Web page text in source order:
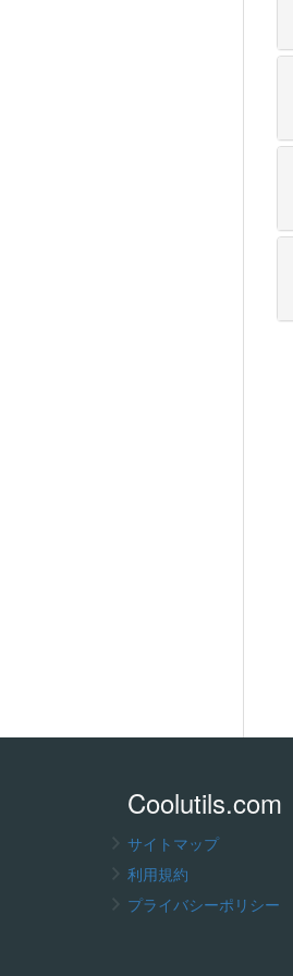
Coolutils.com
サイトマップ
利用規約
プライバシーポリシー